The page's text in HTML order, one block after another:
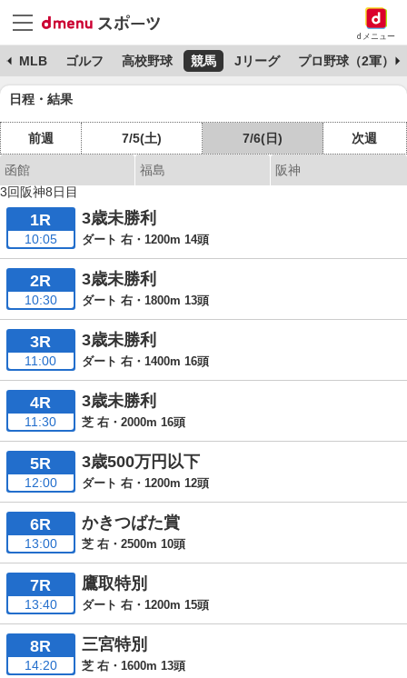
dメニュー
MLB ゴルフ 高校野球 競馬 Jリーグ プロ野球（2軍）
日程・結果
前週 7/5(土) 7/6(日) 次週
函館 福島
阪神
3回阪神8日目
1R
10:05
3歳未勝利
ダート 右・1200m 14頭
2R
10:30
3歳未勝利
ダート 右・1800m 13頭
3R
11:00
3歳未勝利
ダート 右・1400m 16頭
4R
11:30
3歳未勝利
芝 右・2000m 16頭
5R
12:00
3歳500万円以下
ダート 右・1200m 12頭
6R
13:00
かきつばた賞
芝 右・2500m 10頭
7R
13:40
鷹取特別
ダート 右・1200m 15頭
8R
14:20
三宮特別
芝 右・1600m 13頭